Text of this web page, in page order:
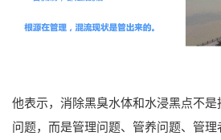
他表示，消除黑臭水体和水浸黑点不
问题，而是管理问题、管养问题、管理